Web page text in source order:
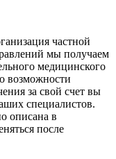
частной
мы получаем
медицинского
возможности
за свой счет вы
специалистов.
описана в
после